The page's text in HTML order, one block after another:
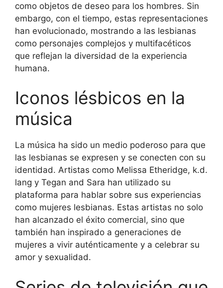
como objetos de deseo para los hombres. Sin
embargo, con el tiempo, estas representaciones
han evolucionado, mostrando a las lesbianas
como personajes complejos y multifacéticos
que reflejan la diversidad de la experiencia
humana.
Iconos lésbicos en la
música
La música ha sido un medio poderoso para que
las lesbianas se expresen y se conecten con su
identidad. Artistas como Melissa Etheridge, k.d.
lang y Tegan and Sara han utilizado su
plataforma para hablar sobre sus experiencias
como mujeres lesbianas. Estas artistas no solo
han alcanzado el éxito comercial, sino que
también han inspirado a generaciones de
mujeres a vivir auténticamente y a celebrar su
amor y sexualidad.